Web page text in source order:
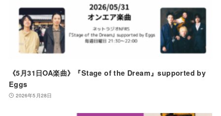
《5月31日OA楽曲》『Stage of the Dream』supported by
Eggs
2026年5月28日